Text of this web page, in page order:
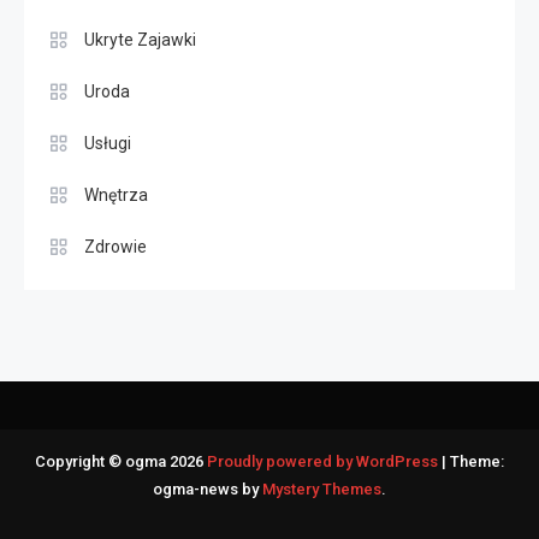
Ukryte Zajawki
Uroda
Usługi
Wnętrza
Zdrowie
Copyright © ogma 2026 Proudly powered by WordPress | Theme:
ogma-news by Mystery Themes.